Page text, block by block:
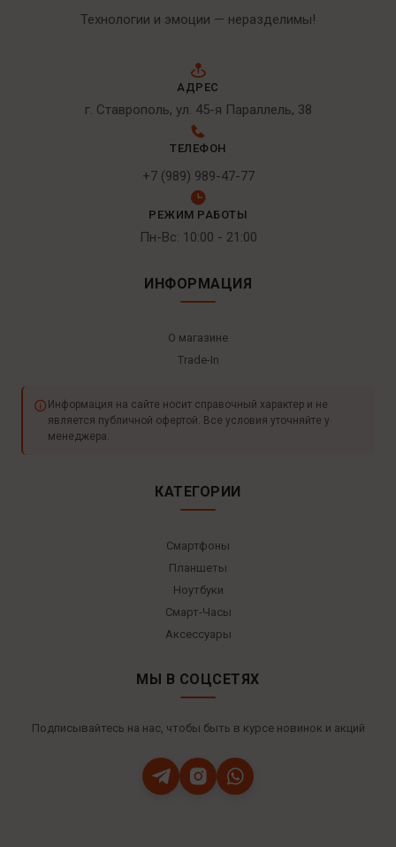
Технологии и эмоции — неразделимы!
АДРЕС
г. Ставрополь, ул. 45-я Параллель, 38
ТЕЛЕФОН
+7 (989) 989-47-77
РЕЖИМ РАБОТЫ
Пн-Вс: 10:00 - 21:00
ИНФОРМАЦИЯ
О магазине
Trade-In
Информация на сайте носит справочный характер и не
является публичной офертой. Все условия уточняйте у
менеджера.
КАТЕГОРИИ
Смартфоны
Планшеты
Ноутбуки
Смарт-Часы
Аксессуары
МЫ В СОЦСЕТЯХ
Подписывайтесь на нас, чтобы быть в курсе новинок и акций